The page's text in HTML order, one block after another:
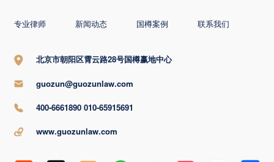
专业律师 新闻动态 国樽案例 联系我们
北京市朝阳区霄云路28号国樽赢地中心
guozun@guozunlaw.com
400-6661890 010-65915691
www.guozunlaw.com